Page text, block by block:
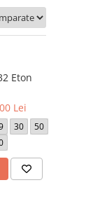
Eton
Lei
30
50